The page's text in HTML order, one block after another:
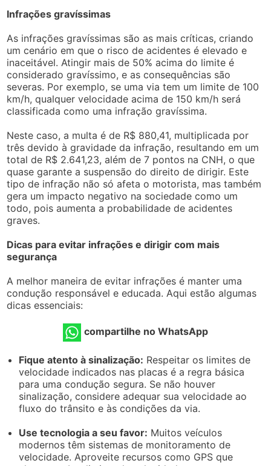
Infrações gravíssimas
As infrações gravíssimas são as mais críticas, criando
um cenário em que o risco de acidentes é elevado e
inaceitável. Atingir mais de 50% acima do limite é
considerado gravíssimo, e as consequências são
severas. Por exemplo, se uma via tem um limite de 100
km/h, qualquer velocidade acima de 150 km/h será
classificada como uma infração gravíssima.
Neste caso, a multa é de R$ 880,41, multiplicada por
três devido à gravidade da infração, resultando em um
total de R$ 2.641,23, além de 7 pontos na CNH, o que
quase garante a suspensão do direito de dirigir. Este
tipo de infração não só afeta o motorista, mas também
gera um impacto negativo na sociedade como um
todo, pois aumenta a probabilidade de acidentes
graves.
Dicas para evitar infrações e dirigir com mais
segurança
A melhor maneira de evitar infrações é manter uma
condução responsável e educada. Aqui estão algumas
dicas essenciais:
compartilhe no WhatsApp
Fique atento à sinalização: Respeitar os limites de
velocidade indicados nas placas é a regra básica
para uma condução segura. Se não houver
sinalização, considere adequar sua velocidade ao
fluxo do trânsito e às condições da via.
Use tecnologia a seu favor: Muitos veículos
modernos têm sistemas de monitoramento de
velocidade. Aproveite recursos como GPS que